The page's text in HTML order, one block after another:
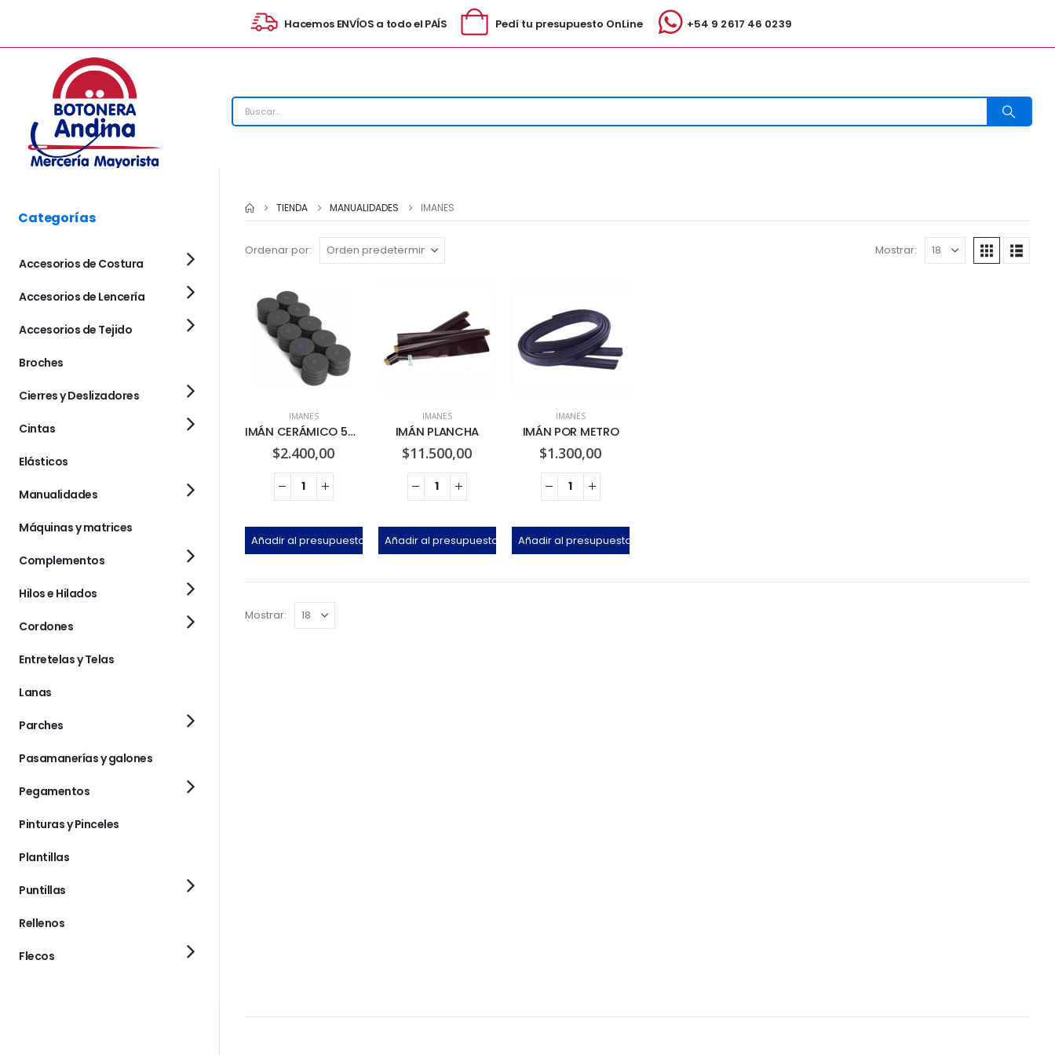
Hacemos ENVÍOS a todo el PAÍS Pedí tu presupuesto OnLine +54 9 2617 46 0239
TIENDA MANUALIDADES IMANES
Ordenar por: Mostrar:
IMANES
IMÁN CERÁMICO 50u
$2.400,00
Añadir al presupuesto
IMANES
IMÁN PLANCHA
$11.500,00
Añadir al presupuesto
IMANES
IMÁN POR METRO
$1.300,00
Añadir al presupuesto
Mostrar:
Categorías
Accesorios de Costura
Accesorios de Lencería
Accesorios de Tejido
Broches
Cierres y Deslizadores
Cintas
Elásticos
Manualidades
Máquinas y matrices
Complementos
Hilos e Hilados
Cordones
Entretelas y Telas
Lanas
Parches
Pasamanerías y galones
Pegamentos
Pinturas y Pinceles
Plantillas
Puntillas
Rellenos
Flecos